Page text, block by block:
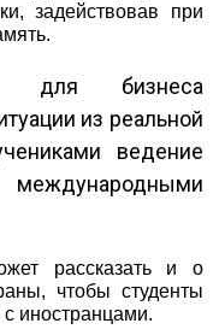
задействовав при
для бизнеса
из реальной
ведение
рассказать и о
чтобы студенты
с иностранцами.